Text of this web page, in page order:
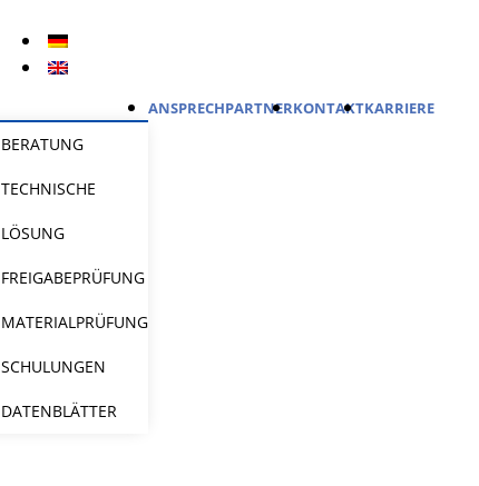
BERATUNG
TECHNISCHE
LÖSUNG
FREIGABEPRÜFUNG
MATERIALPRÜFUNG
SCHULUNGEN
DATENBLÄTTER
ANSPRECHPARTNERKONTAKTKARRIERE